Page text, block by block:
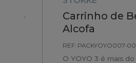
Carrinho de
Alcofa
REF: PACKYOYO007-
O YOYO 3 é mais